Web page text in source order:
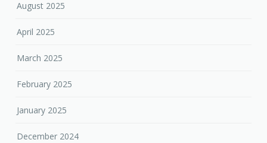
August 2025
April 2025
March 2025
February 2025
January 2025
December 2024